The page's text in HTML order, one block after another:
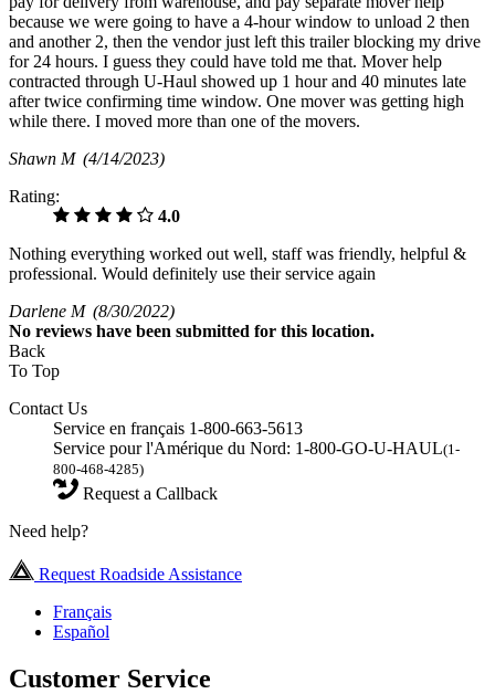
because we were going to have a 4-hour window to unload 2 then
and another 2, then the vendor just left this trailer blocking my drive
for 24 hours. I guess they could have told me that. Mover help
contracted through U-Haul showed up 1 hour and 40 minutes late
after twice confirming time window. One mover was getting high
while there. I moved more than one of the movers.
Shawn M (4/14/2023)
Rating:
4.0
Nothing everything worked out well, staff was friendly, helpful &
professional. Would definitely use their service again
Darlene M (8/30/2022)
No reviews have been submitted for this location.
Back
To Top
Contact Us
Service en français 1-800-663-5613
Service pour l'Amérique du Nord: 1-800-GO-U-HAUL(1-
800-468-4285)
Request a Callback
Need help?
Request Roadside Assistance
Français
Español
Customer Service